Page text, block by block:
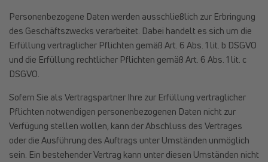
Personenbezogene Daten werden ausschließlich zur Erbringung
des Geschäftszwecks verarbeitet. Dabei handelt es sich um die
Erfüllung vertraglicher Pflichten gemäß Art. 6 Abs. 1 lit. b DSGVO
und die Erfüllung rechtlicher Pflichten gemäß Art. 6 Abs. 1 lit. c
DSGVO.
Sofern Sie als Vertragspartner Ihre zur Erfüllung vertraglicher
Pflichten notwendigen personenbezogenen Daten nicht zur
Verfügung stellen wollen, kann der Abschluss des Vertrages
oder die Ausführung des Auftrags unter Umständen unmöglich
sein. Ein bestehender Vertrag kann unter diesen Umständen nicht